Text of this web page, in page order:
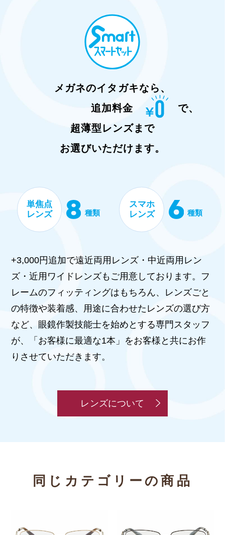
メガネのイタガキなら、
追加料金
で、
超薄型レンズまで
お選びいただけます。
単焦点
レンズ
種類
スマホ
レンズ
種類
+3,000円追加で遠近両用レンズ・中近両用レン
ズ・近用ワイドレンズもご用意しております。フ
レームのフィッティングはもちろん、レンズごと
の特徴や装着感、用途に合わせたレンズの選び方
など、眼鏡作製技能士を始めとする専門スタッフ
が、「お客様に最適な1本」をお客様と共にお作
りさせていただきます。
レンズについて
同じカテゴリーの商品